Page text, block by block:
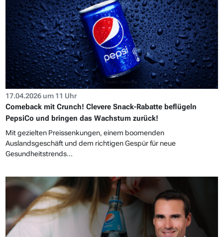
17.04.2026 um 11 Uhr
Comeback mit Crunch! Clevere Snack-Rabatte beflügeln
PepsiCo und bringen das Wachstum zurück!
Mit gezielten Preissenkungen, einem boomenden
Auslandsgeschäft und dem richtigen Gespür für neue
Gesundheitstrends...